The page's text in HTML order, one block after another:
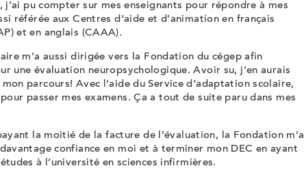
j’ai pu compter sur mes enseignants pour répondre à mes
référée aux Centres d’aide et d’animation en français
et en anglais (CAAA).
m’a aussi dirigée vers la Fondation du cégep afin
une évaluation neuropsychologique. Avoir su, j’en aurais
parcours! Avec l’aide du Service d’adaptation scolaire,
passer mes examens. Ça a tout de suite paru dans mes
la moitié de la facture de l’évaluation, la Fondation m’a
confiance en moi et à terminer mon DEC en ayant
à l’université en sciences infirmières.